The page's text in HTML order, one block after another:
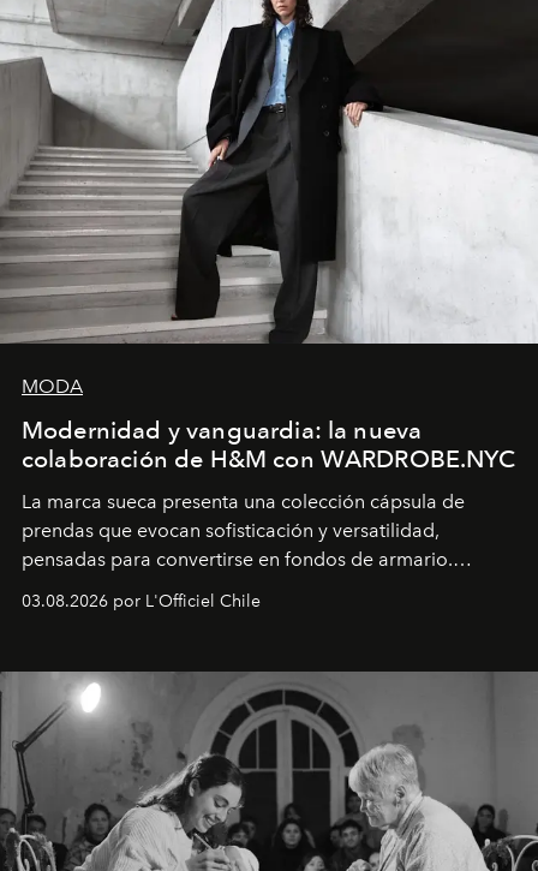
MODA
Modernidad y vanguardia: la nueva
colaboración de H&M con WARDROBE.NYC
La marca sueca presenta una colección cápsula de
prendas que evocan sofisticación y versatilidad,
pensadas para convertirse en fondos de armario.
03.08.2026 por L'Officiel Chile